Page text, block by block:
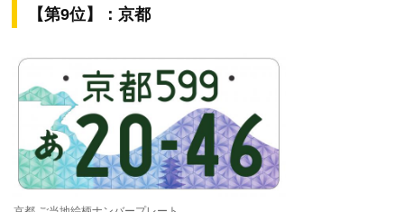
【第9位】：京都